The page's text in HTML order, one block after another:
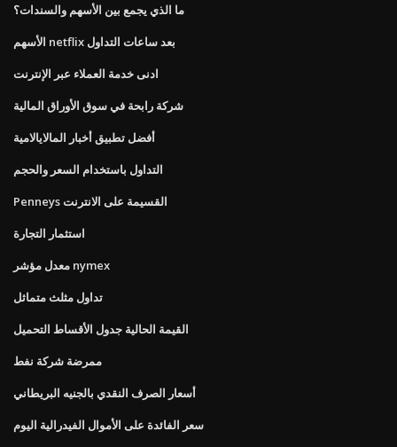
ما الذي يجمع بين الأسهم والسندات؟
الأسهم netflix بعد ساعات التداول
ادنى خدمة العملاء عبر الإنترنت
شركة رابحة في سوق الأوراق المالية
أفضل تطبيق أخبار المالايالامية
التداول باستخدام السعر والحجم
Penneys القسيمة على الانترنت
استثمار التجارة
معدل مؤشر nymex
تداول مثلث متماثل
القيمة الحالية جدول الأقساط التحميل
ممرضة شركة نفط
أسعار الصرف النقدي بالجنيه البريطاني
سعر الفائدة على الأموال الفيدرالية اليوم